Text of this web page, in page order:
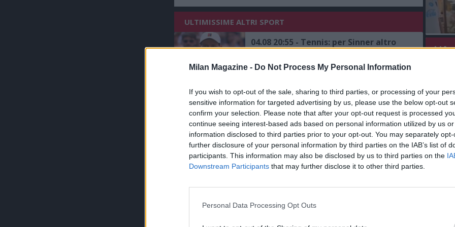
Milan Magazine - Do Not Process My Personal Information
If you wish to opt-out of the sale, sharing to third parties, or processing of your
sensitive information for targeted advertising by us, please use the below opt-out
confirm your selection. Please note that after your opt-out request is processed
continue seeing interest-based ads based on personal information utilized by us
information disclosed to third parties prior to your opt-out. You may separately
further disclosure of your personal information by third parties on the IAB’s list of
participants. This information may also be disclosed by us to third parties on the
Downstream Participants that may further disclose it to other third parties.
Personal Data Processing Opt Outs
ULTIMISSIME ALTRI SPORT
04.08 20:55 - Tennis: per Sinner altro
controllo a Milano, Berrettini ko a
Montreal
04.08 18:44 - Tennis: nuovi controlli per
Sinner a Milano da un fisioterapista
04.08 17:58 - Ciclismo: ancora Milan al
Giro di Polonia, sua anche la seconda
tappa
03.08 16:55 - Ciclismo: Jonathan Milan
Polonia